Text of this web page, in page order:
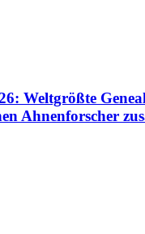
Weltgrößte
Ahnenforscher